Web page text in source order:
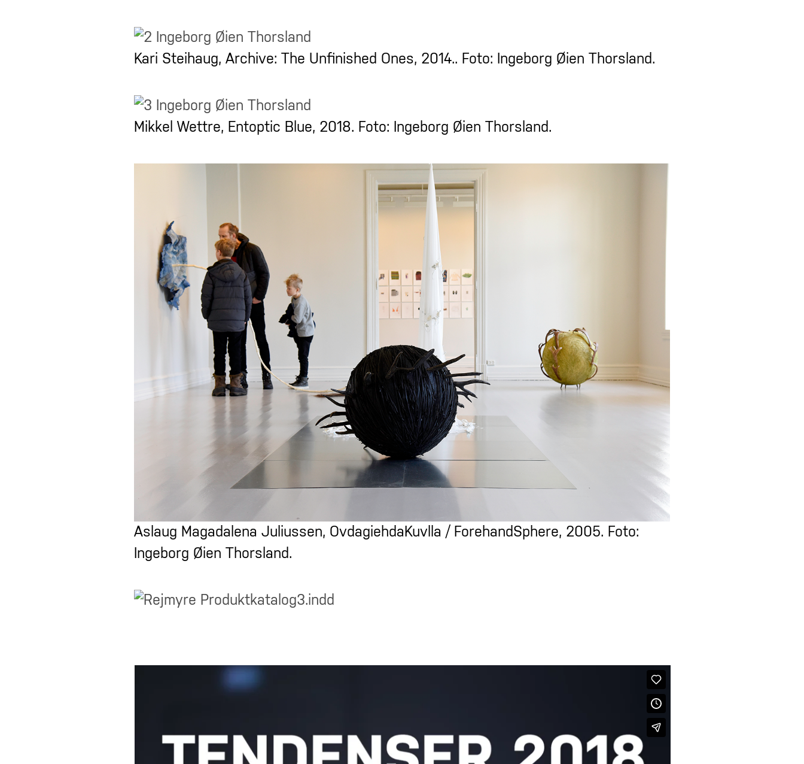
Kari Steihaug, Archive: The Unfinished Ones, 2014.. Foto: Ingeborg Øien Thorsland.
Mikkel Wettre, Entoptic Blue, 2018. Foto: Ingeborg Øien Thorsland.
Aslaug Magadalena Juliussen, OvdagiehdaKuvlla / ForehandSphere, 2005. Foto:
Ingeborg Øien Thorsland.